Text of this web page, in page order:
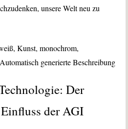
unsere Welt neu zu
Der
der AGI